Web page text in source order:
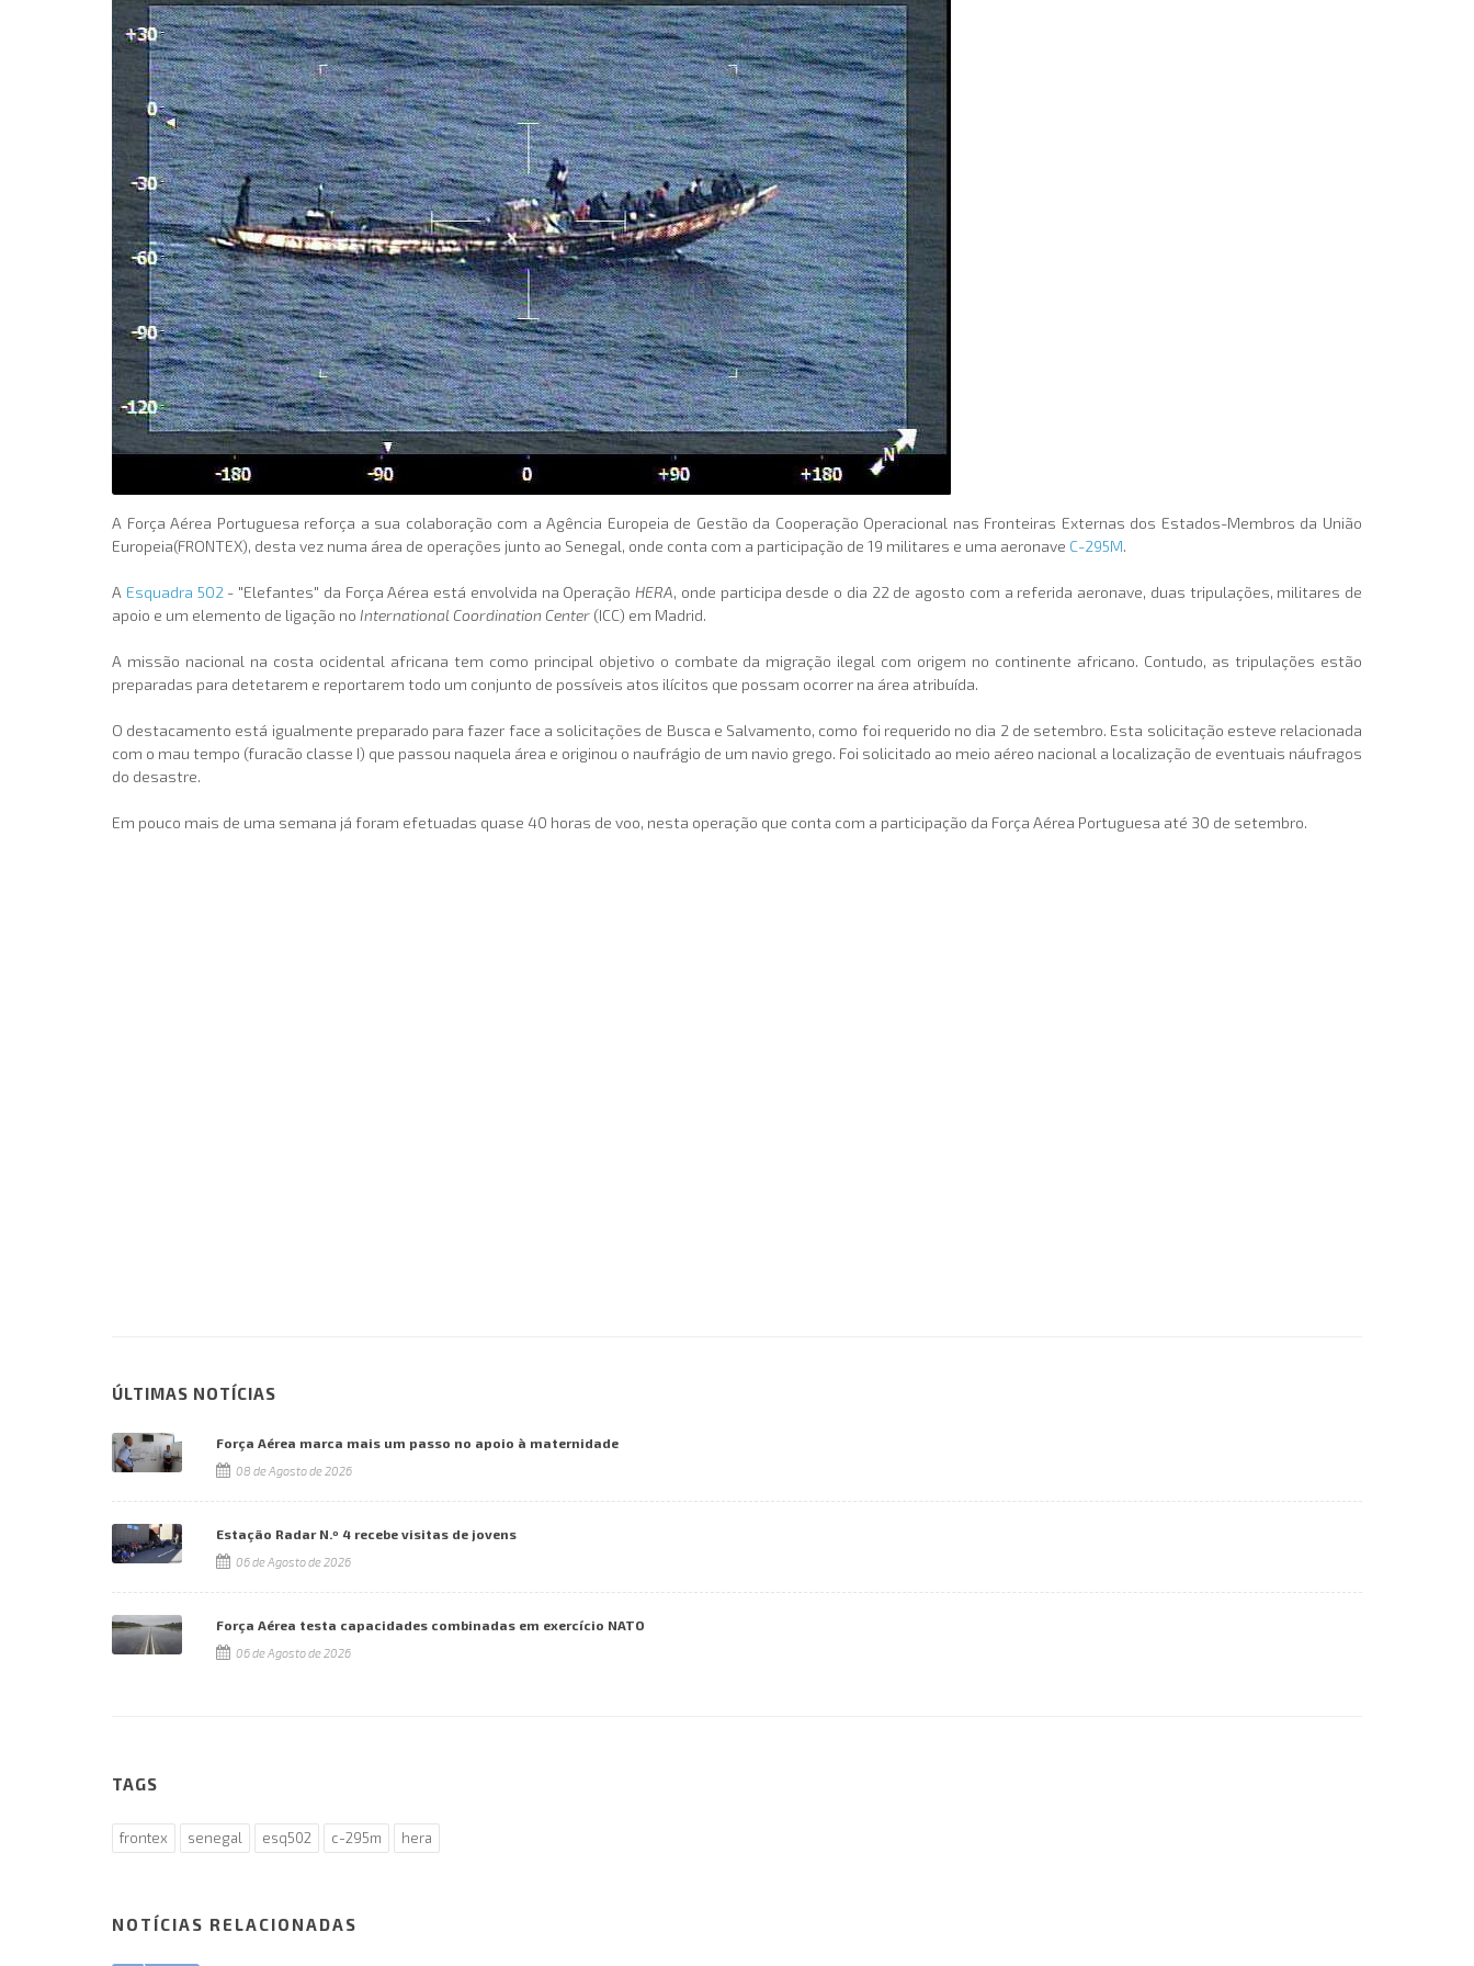
A Força Aérea Portuguesa reforça a sua colaboração com a Agência Europeia de Gestão da Cooperação Operacional nas Fronteiras Externas dos Estados-Membros da União
Europeia(FRONTEX), desta vez numa área de operações junto ao Senegal, onde conta com a participação de 19 militares e uma aeronave C-295M.
A Esquadra 502 - "Elefantes" da Força Aérea está envolvida na Operação HERA, onde participa desde o dia 22 de agosto com a referida aeronave, duas tripulações, militares de
apoio e um elemento de ligação no International Coordination Center (ICC) em Madrid.
A missão nacional na costa ocidental africana tem como principal objetivo o combate da migração ilegal com origem no continente africano. Contudo, as tripulações estão
preparadas para detetarem e reportarem todo um conjunto de possíveis atos ilícitos que possam ocorrer na área atribuída.
O destacamento está igualmente preparado para fazer face a solicitações de Busca e Salvamento, como foi requerido no dia 2 de setembro. Esta solicitação esteve relacionada
com o mau tempo (furacão classe I) que passou naquela área e originou o naufrágio de um navio grego. Foi solicitado ao meio aéreo nacional a localização de eventuais náufragos
do desastre.
Em pouco mais de uma semana já foram efetuadas quase 40 horas de voo, nesta operação que conta com a participação da Força Aérea Portuguesa até 30 de setembro.
ÚLTIMAS NOTÍCIAS
Força Aérea marca mais um passo no apoio à maternidade
08 de Agosto de 2026
Estação Radar N.º 4 recebe visitas de jovens
06 de Agosto de 2026
Força Aérea testa capacidades combinadas em exercício NATO
06 de Agosto de 2026
TAGS
frontex senegal esq502 c-295m hera
NOTÍCIAS RELACIONADAS